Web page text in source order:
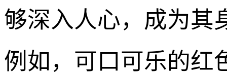
够深入人心，成为其
例如，可口可乐的红